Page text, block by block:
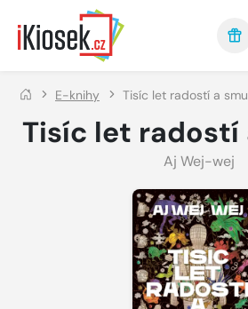
Přejít na hlavní obsah
E-knihy Tisíc let radostí a
Tisíc let radostí
Aj Wej-wej